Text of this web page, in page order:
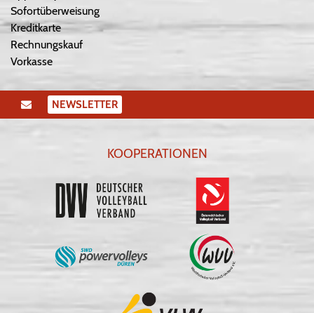
Sofortüberweisung
Kreditkarte
Rechnungskauf
Vorkasse
NEWSLETTER
KOOPERATIONEN